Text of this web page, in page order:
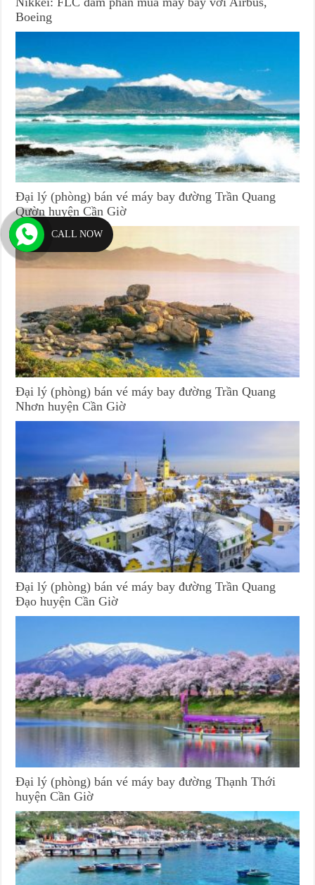
Boeing
Đại lý (phòng) bán vé máy bay đường Trần Quang
Qườn huyện Cần Giờ
Đại lý (phòng) bán vé máy bay đường Trần Quang
Nhơn huyện Cần Giờ
Đại lý (phòng) bán vé máy bay đường Trần Quang
Đạo huyện Cần Giờ
Đại lý (phòng) bán vé máy bay đường Thạnh Thới
huyện Cần Giờ
CALL NOW